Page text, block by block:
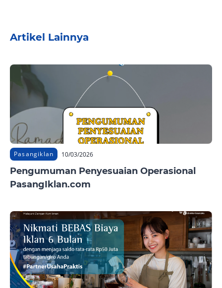
Artikel Lainnya
Pasangiklan 10/03/2026
Pengumuman Penyesuaian Operasional
PasangIklan.com